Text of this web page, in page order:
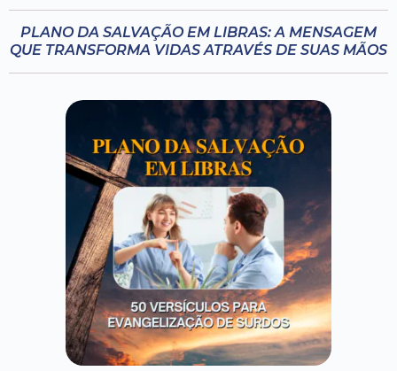
PLANO DA SALVAÇÃO EM LIBRAS: A MENSAGEM
QUE TRANSFORMA VIDAS ATRAVÉS DE SUAS MÃOS